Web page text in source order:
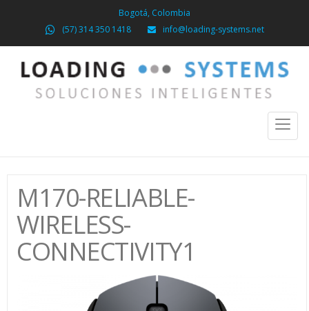
Bogotá, Colombia
(57) 314 350 1418
info@loading-systems.net
Toggle
M170-RELIABLE-
WIRELESS-
CONNECTIVITY1